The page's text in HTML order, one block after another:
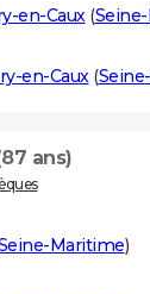
en-Caux(
en-Caux(
ans)
Maritime)